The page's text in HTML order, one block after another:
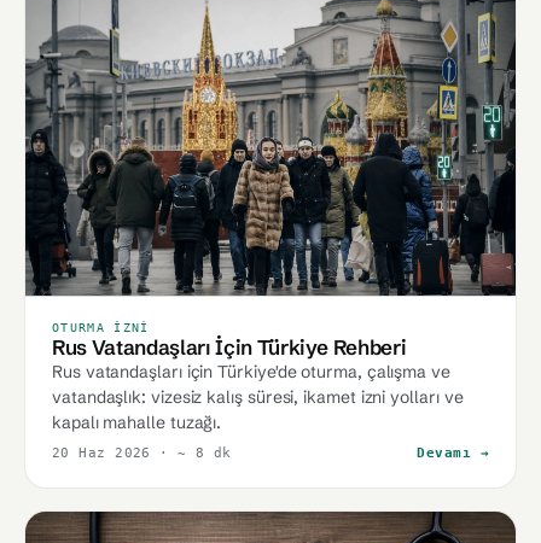
OTURMA İZNI
Rus Vatandaşları İçin Türkiye Rehberi
Rus vatandaşları için Türkiye'de oturma, çalışma ve
vatandaşlık: vizesiz kalış süresi, ikamet izni yolları ve
kapalı mahalle tuzağı.
20 Haz 2026 · ~ 8 dk Devamı →